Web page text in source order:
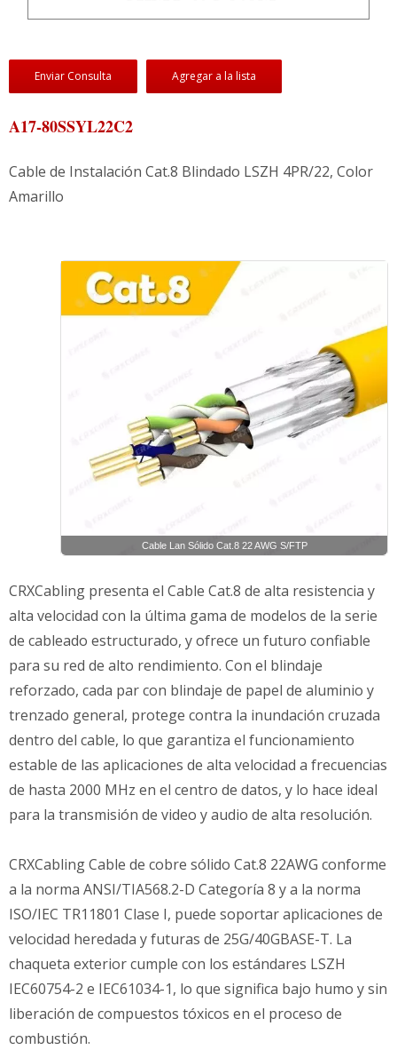
Enviar Consulta Agregar a la lista
A17-80SSYL22C2
Cable de Instalación Cat.8 Blindado LSZH 4PR/22, Color
Amarillo
Cable Lan Sólido Cat.8 22 AWG S/FTP
CRXCabling presenta el Cable Cat.8 de alta resistencia y
alta velocidad con la última gama de modelos de la serie
de cableado estructurado, y ofrece un futuro confiable
para su red de alto rendimiento. Con el blindaje
reforzado, cada par con blindaje de papel de aluminio y
trenzado general, protege contra la inundación cruzada
dentro del cable, lo que garantiza el funcionamiento
estable de las aplicaciones de alta velocidad a frecuencias
de hasta 2000 MHz en el centro de datos, y lo hace ideal
para la transmisión de video y audio de alta resolución.
CRXCabling Cable de cobre sólido Cat.8 22AWG conforme
a la norma ANSI/TIA568.2-D Categoría 8 y a la norma
ISO/IEC TR11801 Clase I, puede soportar aplicaciones de
velocidad heredada y futuras de 25G/40GBASE-T. La
chaqueta exterior cumple con los estándares LSZH
IEC60754-2 e IEC61034-1, lo que significa bajo humo y sin
liberación de compuestos tóxicos en el proceso de
combustión.